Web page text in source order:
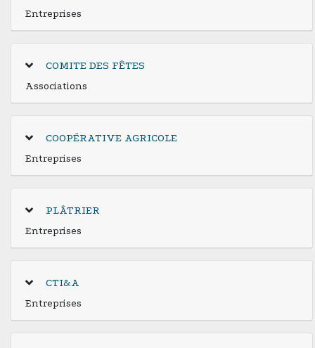
Entreprises
COMITE DES FÊTES
Associations
COOPÉRATIVE AGRICOLE
Entreprises
PLÂTRIER
Entreprises
CTI&A
Entreprises